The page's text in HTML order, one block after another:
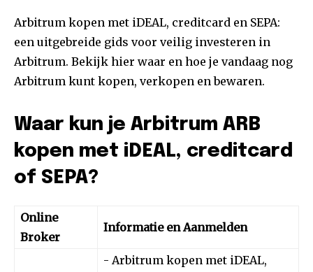
Arbitrum kopen met iDEAL, creditcard en SEPA:
een uitgebreide gids voor veilig investeren in
Arbitrum. Bekijk hier waar en hoe je vandaag nog
Arbitrum kunt kopen, verkopen en bewaren.
Waar kun je Arbitrum ARB
kopen met iDEAL, creditcard
of SEPA?
Online
Broker
Informatie en Aanmelden
- Arbitrum kopen met iDEAL,